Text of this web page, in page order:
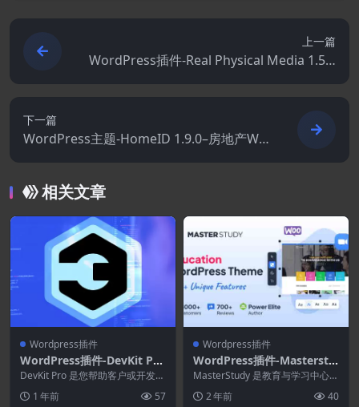
上一篇
WordPress插件-Real Physical Media 1.5.1
36
下一篇
WordPress主题-HomeID 1.9.0–房地产Wo
rdPress主题
相关文章
Wordpress插件
WordPress插件-DevKit Pro
1.8.0–开发者小帮手
DevKit Pro 是您帮助客户或开发自
FTP...1 年前 57
Wordpress插件
WordPress插件-Masterstu
dy Lms Pro 4.4.11(Masters
tudy拓展)
MasterStudy 是教育与学习中心的
2 年前 40